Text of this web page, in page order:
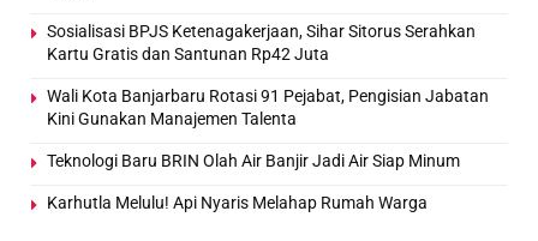
Sosialisasi BPJS Ketenagakerjaan, Sihar Sitorus Serahkan
Kartu Gratis dan Santunan Rp42 Juta
Wali Kota Banjarbaru Rotasi 91 Pejabat, Pengisian Jabatan
Kini Gunakan Manajemen Talenta
Teknologi Baru BRIN Olah Air Banjir Jadi Air Siap Minum
Karhutla Melulu! Api Nyaris Melahap Rumah Warga